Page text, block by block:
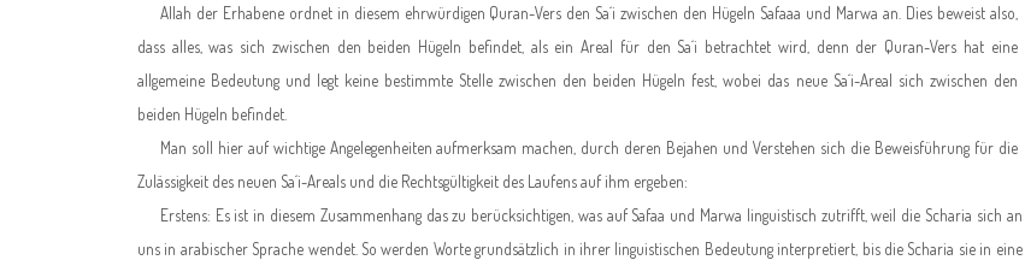
Allah der Erhabene ordnet in diesem ehrwürdigen Quran-Vers den Sa´i zwischen den Hügeln Safaaa und Marwa an. Dies beweist also,
dass alles, was sich zwischen den beiden Hügeln befindet, als ein Areal für den Sa´i betrachtet wird, denn der Quran-Vers hat eine
allgemeine Bedeutung und legt keine bestimmte Stelle zwischen den beiden Hügeln fest, wobei das neue Sa´i-Areal sich zwischen den
beiden Hügeln befindet.
Man soll hier auf wichtige Angelegenheiten aufmerksam machen, durch deren Bejahen und Verstehen sich die Beweisführung für die
Zulässigkeit des neuen Sa´i-Areals und die Rechtsgültigkeit des Laufens auf ihm ergeben:
Erstens: Es ist in diesem Zusammenhang das zu berücksichtigen, was auf Safaa und Marwa linguistisch zutrifft, weil die Scharia sich an
uns in arabischer Sprache wendet. So werden Worte grundsätzlich in ihrer linguistischen Bedeutung interpretiert, bis die Scharia sie in eine